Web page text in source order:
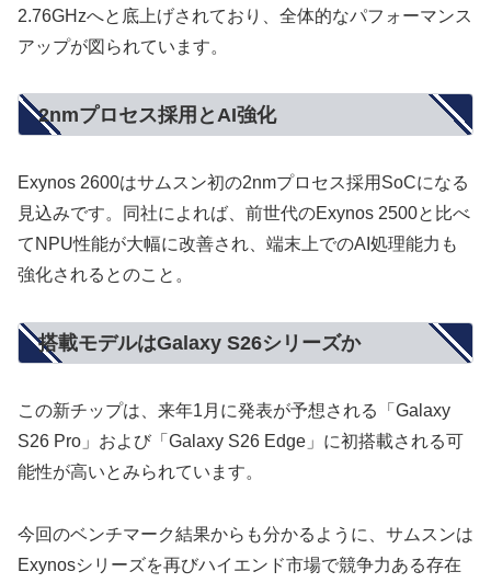
2.76GHzへと底上げされており、全体的なパフォーマンス
アップが図られています。
2nmプロセス採用とAI強化
Exynos 2600はサムスン初の2nmプロセス採用SoCになる
見込みです。同社によれば、前世代のExynos 2500と比べ
てNPU性能が大幅に改善され、端末上でのAI処理能力も
強化されるとのこと。
搭載モデルはGalaxy S26シリーズか
この新チップは、来年1月に発表が予想される「Galaxy
S26 Pro」および「Galaxy S26 Edge」に初搭載される可
能性が高いとみられています。
今回のベンチマーク結果からも分かるように、サムスンは
Exynosシリーズを再びハイエンド市場で競争力ある存在